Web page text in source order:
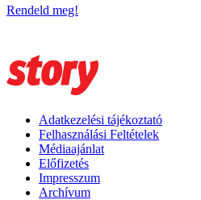
Rendeld meg!
Adatkezelési tájékoztató
Felhasználási Feltételek
Médiaajánlat
Előfizetés
Impresszum
Archívum